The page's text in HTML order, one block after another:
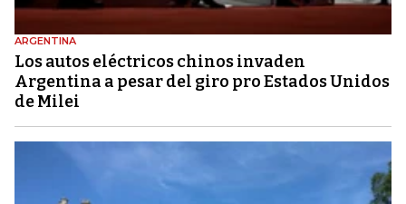
ARGENTINA
Los autos eléctricos chinos invaden
Argentina a pesar del giro pro Estados Unidos
de Milei